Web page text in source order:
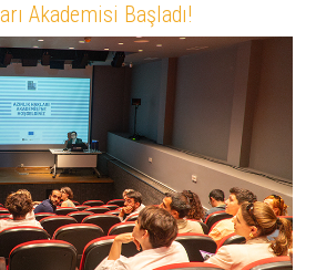
Akademisi Başladı!